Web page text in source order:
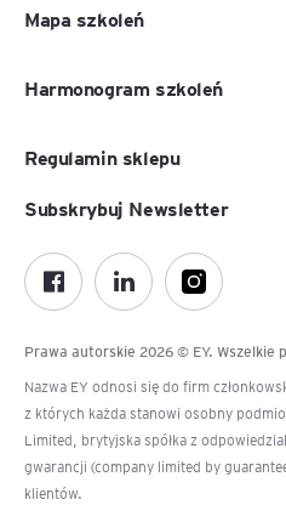
Mapa szkoleń
Harmonogram szkoleń
Regulamin sklepu
Prawa autorskie 2026 © EY. Wszelkie
Nazwa EY odnosi się do firm
z których każda stanowi osobny
Limited, brytyjska spółka z
gwarancji (company limited by
klientów.
Subskrybuj Newsletter